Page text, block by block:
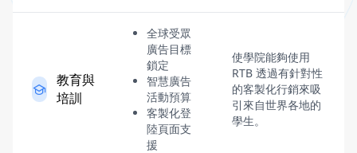
教育與
培訓
全球受眾
廣告目標
鎖定
智慧廣告
活動預算
客製化登
陸頁面支
援
使學院能夠使用
RTB 透過有針對性
的客製化行銷來吸
引來自世界各地的
學生。